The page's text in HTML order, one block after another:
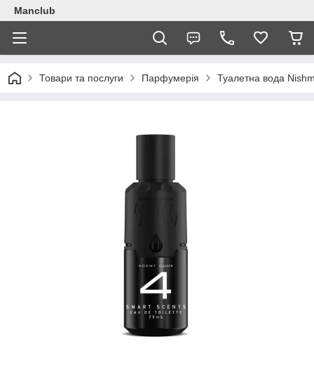
Manclub
Товари та послуги Парфумерія Туалетна вода